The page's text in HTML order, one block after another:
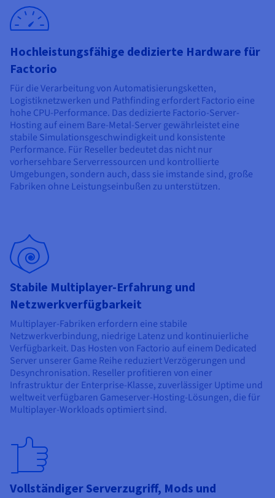
Preise
Verfügbarkeit nach Regionen
Roadmap und Changelog
Monitoring
Roadmap und Changelog
Dokumentation
Roadmap und Changelog
Roadmap und Changelog
Roadmap und Changelog
Hochleistungsfähige dedizierte Hardware für
Factorio
Für die Verarbeitung von Automatisierungsketten,
Logistiknetzwerken und Pathfinding erfordert Factorio eine
hohe CPU-Performance. Das dedizierte Factorio-Server-
Hosting auf einem Bare-Metal-Server gewährleistet eine
stabile Simulationsgeschwindigkeit und konsistente
Performance. Für Reseller bedeutet das nicht nur
vorhersehbare Serverressourcen und kontrollierte
Umgebungen, sondern auch, dass sie imstande sind, große
Fabriken ohne Leistungseinbußen zu unterstützen.
Stabile Multiplayer-Erfahrung und
Netzwerkverfügbarkeit
Multiplayer-Fabriken erfordern eine stabile
Netzwerkverbindung, niedrige Latenz und kontinuierliche
Verfügbarkeit. Das Hosten von Factorio auf einem Dedicated
Server unserer Game Reihe reduziert Verzögerungen und
Desynchronisation. Reseller profitieren von einer
Infrastruktur der Enterprise-Klasse, zuverlässiger Uptime und
weltweit verfügbaren Gameserver-Hosting-Lösungen, die für
Multiplayer-Workloads optimiert sind.
Vollständiger Serverzugriff, Mods und